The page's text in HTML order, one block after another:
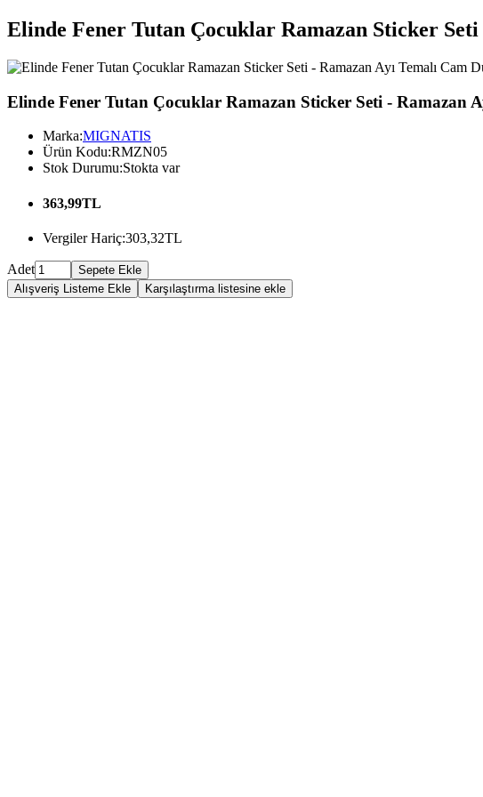
Elinde Fener Tutan Çocuklar Ramazan Sticker Seti
Elinde Fener Tutan Çocuklar Ramazan Sticker Seti - Ramazan
Marka:MIGNATIS
Ürün Kodu:RMZN05
Stok Durumu:Stokta var
363,99TL
Vergiler Hariç:303,32TL
Adet
Sepete Ekle
Alışveriş Listeme Ekle
Karşılaştırma listesine ekle